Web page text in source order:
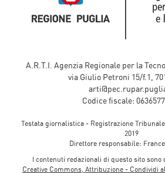
A.R.T.I. Agenzia Regionale per la
via Giulio Petroni 15/f.1,
Codice fiscale:
Testata giornalistica - Registrazione
2019
Direttore responsabile:
I contenuti redazionali di questo sito
Creative Commons, Attribuzione - Condividi